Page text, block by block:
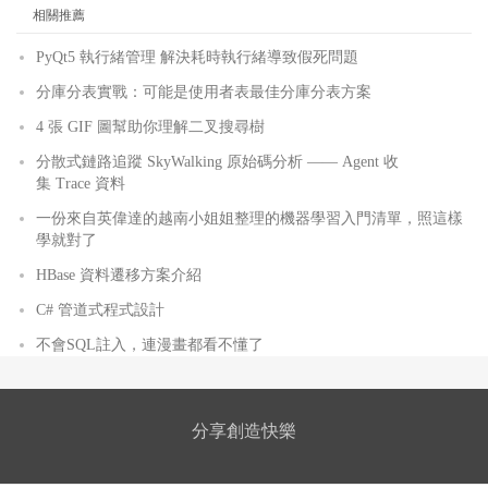
相關推薦
PyQt5 執行緒管理 解決耗時執行緒導致假死問題
分庫分表實戰：可能是使用者表最佳分庫分表方案
4 張 GIF 圖幫助你理解二叉搜尋樹
分散式鏈路追蹤 SkyWalking 原始碼分析 —— Agent 收
集 Trace 資料
一份來自英偉達的越南小姐姐整理的機器學習入門清單，照這樣
學就對了
HBase 資料遷移方案介紹
C# 管道式程式設計
不會SQL註入，連漫畫都看不懂了
分享創造快樂